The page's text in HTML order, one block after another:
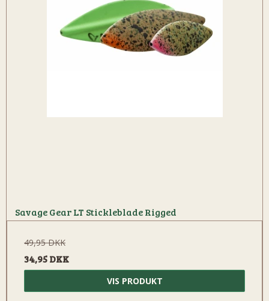
Savage Gear LT Stickleblade Rigged
49,95 DKK
34,95 DKK
VIS PRODUKT